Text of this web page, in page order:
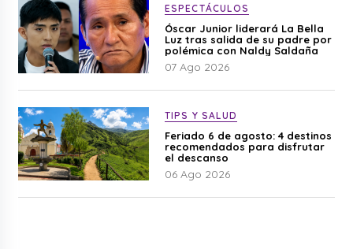
ESPECTÁCULOS
Óscar Junior liderará La Bella
Luz tras salida de su padre por
polémica con Naldy Saldaña
07 Ago 2026
TIPS Y SALUD
Feriado 6 de agosto: 4 destinos
recomendados para disfrutar
el descanso
06 Ago 2026